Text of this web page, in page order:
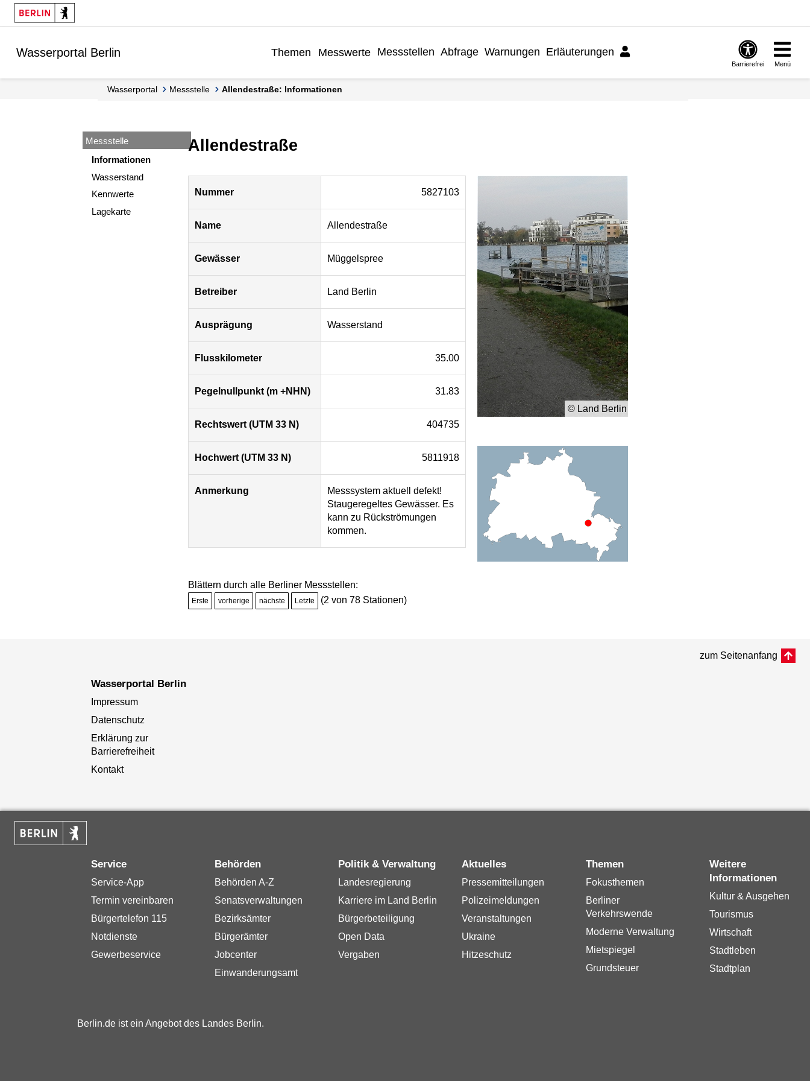
Springe zur Navigation
Springe zum Inhalt
Wasserportal Berlin Themen Messwerte Messstellen Abfrage Warnungen Erläuterungen
Barrierefrei Menü
Wasserportal Messstelle Allendestraße: Informationen
Messstelle
Informationen
Wasserstand
Kennwerte
Lagekarte
Allendestraße
Berlin
Nummer 5827103
Name Allendestraße
Gewässer Müggelspree
Betreiber Land Berlin
Ausprägung Wasserstand
Flusskilometer 35.00
Pegelnullpunkt (m +NHN) 31.83
Rechtswert (UTM 33 N) 404735
Hochwert (UTM 33 N) 5811918
Anmerkung
Messsystem aktuell defekt!
Staugeregeltes Gewässer. Es
kann zu Rückströmungen
kommen.
Blättern durch alle Berliner Messstellen:
Erste vorherige nächste Letzte (2 von 78 Stationen)
© Land Berlin
zum Seitenanfang
Wasserportal Berlin
Impressum
Datenschutz
Erklärung zur
Barrierefreiheit
Kontakt
Service
Service-App
Termin vereinbaren
Bürgertelefon 115
Notdienste
Gewerbeservice
Behörden
Behörden A-Z
Senatsverwaltungen
Bezirksämter
Bürgerämter
Jobcenter
Einwanderungsamt
Politik & Verwaltung
Landesregierung
Karriere im Land Berlin
Bürgerbeteiligung
Open Data
Vergaben
Aktuelles
Pressemitteilungen
Polizeimeldungen
Veranstaltungen
Ukraine
Hitzeschutz
Themen
Fokusthemen
Berliner
Verkehrswende
Moderne Verwaltung
Mietspiegel
Grundsteuer
Weitere
Informationen
Kultur & Ausgehen
Tourismus
Wirtschaft
Stadtleben
Stadtplan
Berlin.de ist ein Angebot des Landes Berlin.